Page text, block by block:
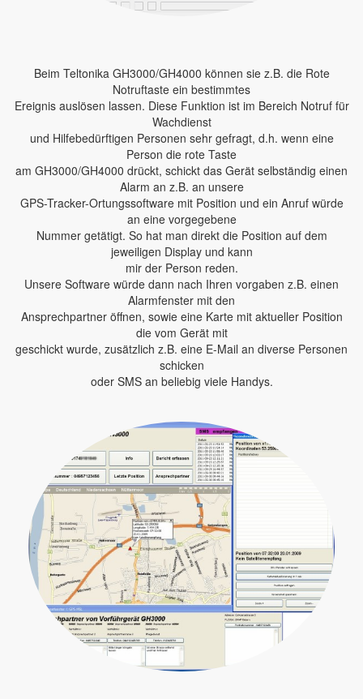
Beim Teltonika GH3000/GH4000 können sie z.B. die Rote
Notruftaste ein bestimmtes
Ereignis auslösen lassen. Diese Funktion ist im Bereich Notruf für
Wachdienst
und Hilfebedürftigen Personen sehr gefragt, d.h. wenn eine
Person die rote Taste
am GH3000/GH4000 drückt, schickt das Gerät selbständig einen
Alarm an z.B. an unsere
GPS-Tracker-Ortungssoftware mit Position und ein Anruf würde
an eine vorgegebene
Nummer getätigt. So hat man direkt die Position auf dem
jeweiligen Display und kann
mir der Person reden.
Unsere Software würde dann nach Ihren vorgaben z.B. einen
Alarmfenster mit den
Ansprechpartner öffnen, sowie eine Karte mit aktueller Position
die vom Gerät mit
geschickt wurde, zusätzlich z.B. eine E-Mail an diverse Personen
schicken
oder SMS an beliebig viele Handys.